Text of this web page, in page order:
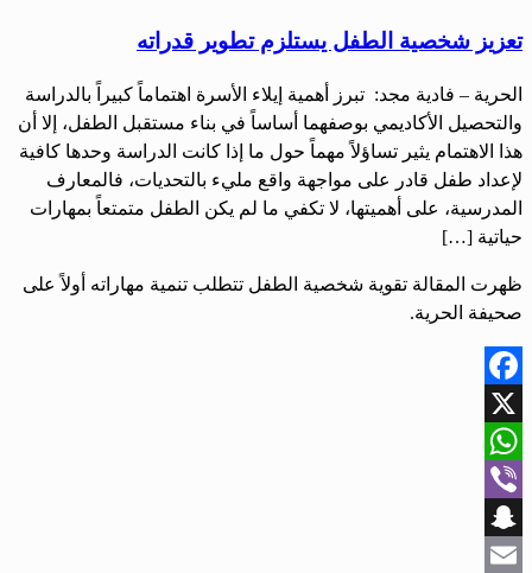
تعزيز شخصية الطفل يستلزم تطوير قدراته
‏‏الحرية – فادية مجد: ‏ ‏تبرز أهمية إيلاء الأسرة اهتماماً كبيراً بالدراسة
والتحصيل الأكاديمي بوصفهما أساساً في بناء مستقبل الطفل، إلا أن
هذا الاهتمام يثير تساؤلاً مهماً حول ما إذا كانت الدراسة وحدها كافية
لإعداد طفل قادر على مواجهة واقع مليء بالتحديات، فالمعارف
المدرسية، على أهميتها، لا تكفي ما لم يكن الطفل متمتعاً بمهارات
حياتية […]
ظهرت المقالة تقوية شخصية الطفل تتطلب تنمية مهاراته أولاً على
صحيفة الحرية.
Facebook
X
WhatsApp
Viber
Snapchat